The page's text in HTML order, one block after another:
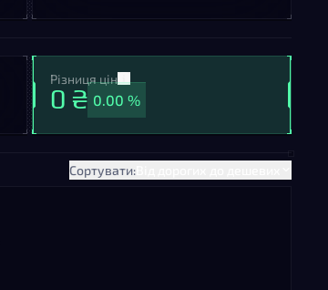
Різниця цін
0 ₴ 0.00 %
Сортувати: